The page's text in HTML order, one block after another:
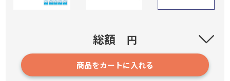
193
総額 円
商品をカートに入れる